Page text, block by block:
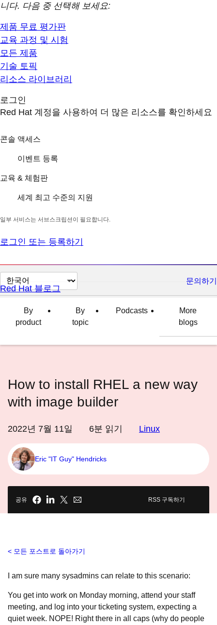
니다. 다음 중 선택해 보세요:
제품 무료 평가판
교육 과정 및 시험
모든 제품
기술 토픽
리소스 라이브러리
로그인
Red Hat 계정을 사용하여 더 많은 리소스를 확인하세요
콘솔 액세스
이벤트 등록
교육 & 체험판
세계 최고 수준의 지원
일부 서비스는 서브스크립션이 필요합니다.
로그인 또는 등록하기
페
이
변
문의하기
Red Hat 블로그
By
product
By
topic
Podcasts
More
blogs
How to install RHEL a new way
with image builder
2022년 7월 11일 6분 읽기 Linux
Eric "IT Guy" Hendricks
공유 RSS 구독하기
모든 포스트로 돌아가기
I am sure many sysadmins can relate to this scenario:
You get into work on Monday morning, attend your staff
meeting, and log into your ticketing system, expecting a
quiet week. NOPE! Right there in all caps (why do people